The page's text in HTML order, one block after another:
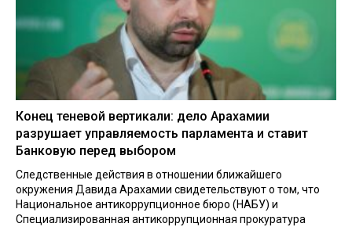
Конец теневой вертикали: дело Арахамии
разрушает управляемость парламента и ставит
Банковую перед выбором
Следственные действия в отношении ближайшего
окружения Давида Арахамии свидетельствуют о том, что
Национальное антикоррупционное бюро (НАБУ) и
Специализированная антикоррупционная прокуратура